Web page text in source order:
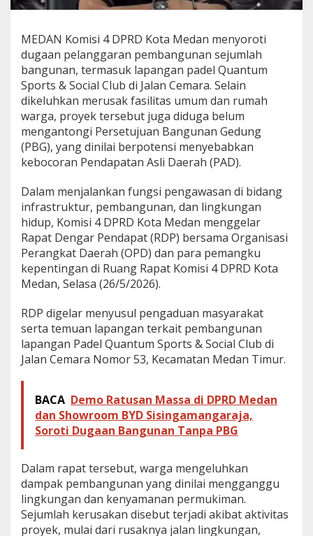
a
e
l
R
u
s
a
k
J
a
l
a
n
i
n
g
g
a
R
u
m
h
W
a
r
g
MEDAN Komisi 4 DPRD Kota Medan menyoroti
dugaan pelanggaran pembangunan sejumlah
bangunan, termasuk lapangan padel Quantum
Sports & Social Club di Jalan Cemara. Selain
dikeluhkan merusak fasilitas umum dan rumah
warga, proyek tersebut juga diduga belum
mengantongi Persetujuan Bangunan Gedung
(PBG), yang dinilai berpotensi menyebabkan
kebocoran Pendapatan Asli Daerah (PAD).
Dalam menjalankan fungsi pengawasan di bidang
infrastruktur, pembangunan, dan lingkungan
hidup, Komisi 4 DPRD Kota Medan menggelar
Rapat Dengar Pendapat (RDP) bersama Organisasi
Perangkat Daerah (OPD) dan para pemangku
kepentingan di Ruang Rapat Komisi 4 DPRD Kota
Medan, Selasa (26/5/2026).
RDP digelar menyusul pengaduan masyarakat
serta temuan lapangan terkait pembangunan
lapangan Padel Quantum Sports & Social Club di
Jalan Cemara Nomor 53, Kecamatan Medan Timur.
BACA Demo Ratusan Massa di DPRD Medan
dan Showroom BYD Sisingamangaraja,
Soroti Dugaan Bangunan Tanpa PBG
Dalam rapat tersebut, warga mengeluhkan
dampak pembangunan yang dinilai mengganggu
lingkungan dan kenyamanan permukiman.
Sejumlah kerusakan disebut terjadi akibat aktivitas
proyek, mulai dari rusaknya jalan lingkungan,